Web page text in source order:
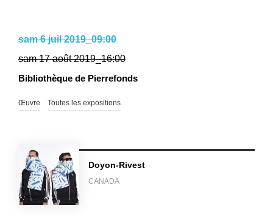
sam 6 juil 2019_09:00
sam 17 août 2019_16:00
Bibliothèque de Pierrefonds
Œuvre Toutes les expositions
Doyon-Rivest
CANADA